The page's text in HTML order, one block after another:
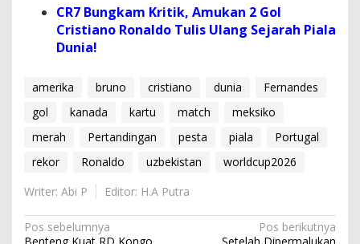
CR7 Bungkam Kritik, Amukan 2 Gol
Cristiano Ronaldo Tulis Ulang Sejarah Piala
Dunia!
amerika bruno cristiano dunia
Fernandes
gol
kanada kartu match
meksiko
merah
Pertandingan pesta piala
Portugal
rekor
Ronaldo uzbekistan
worldcup2026
Writer: Abi P
Editor: H.A Putra
N
Pos sebelumnya
Pos berikutnya